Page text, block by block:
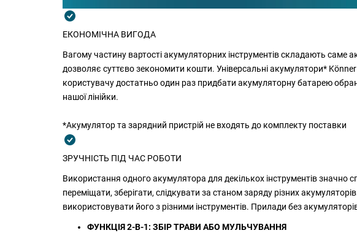
ЕКОНОМІЧНА ВИГОДА
Вагому частину вартості акумуляторних інструментів складають
дозволяє суттєво зекономити кошти. Універсальні акумулятори*
користувачу достатньо один раз придбати акумуляторну батарею
нашої лінійки.
*Акумулятор та зарядний пристрій не входять до комплекту поставки
ЗРУЧНІСТЬ ПІД ЧАС РОБОТИ
Використання одного акумулятора для декількох інструментів
переміщати, зберігати, слідкувати за станом заряду різних
використовувати його з різними інструментів. Прилади без
ФУНКЦІЯ 2-В-1: ЗБІР ТРАВИ АБО МУЛЬЧУВАННЯ